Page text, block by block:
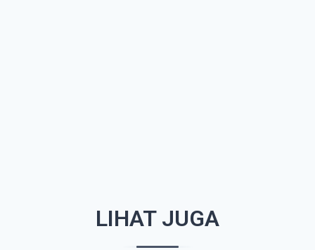
LIHAT JUGA